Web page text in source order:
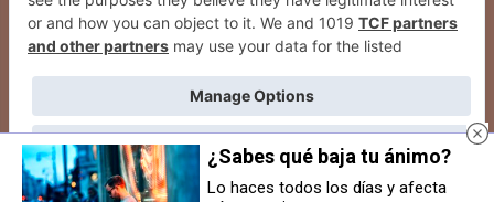
2026 © Grupo Comunikaze
¿Sabes qué baja tu ánimo?
Lo haces todos los días y afecta